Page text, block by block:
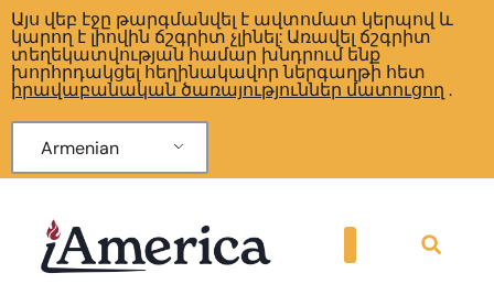
Այս վեբ էջը թարգմանվել է ավտոմատ կերպով և
կարող է լիովին ճշգրիտ չլինել: Առավել ճշգրիտ
տեղեկատվության համար խնդրում ենք
խորհրդակցել հեղինակավոր ներգաղթի հետ
իրավաբանական ծառայություններ մատուցող .
Armenian